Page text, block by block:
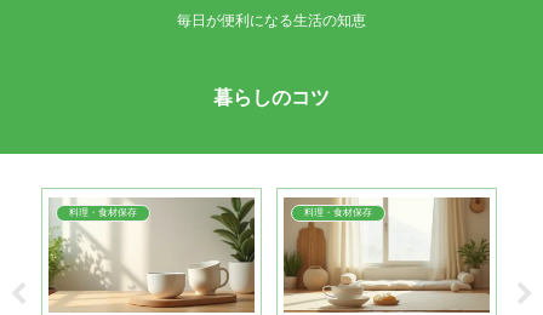
毎日が便利になる生活の知恵
暮らしのコツ
料理・食材保存 料理・食材保存